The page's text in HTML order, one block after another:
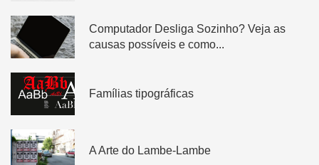
Computador Desliga Sozinho? Veja as
causas possíveis e como...
Famílias tipográficas
A Arte do Lambe-Lambe